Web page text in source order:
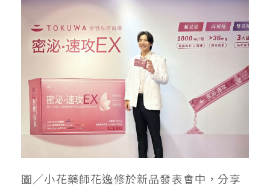
圖／小花藥師花逸修於新品發表會中，分享